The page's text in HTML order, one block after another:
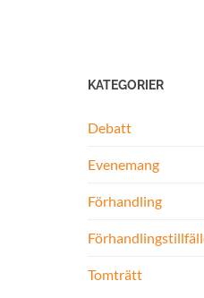
KATEGORIER
Debatt
Evenemang
Förhandling
Tomträtt